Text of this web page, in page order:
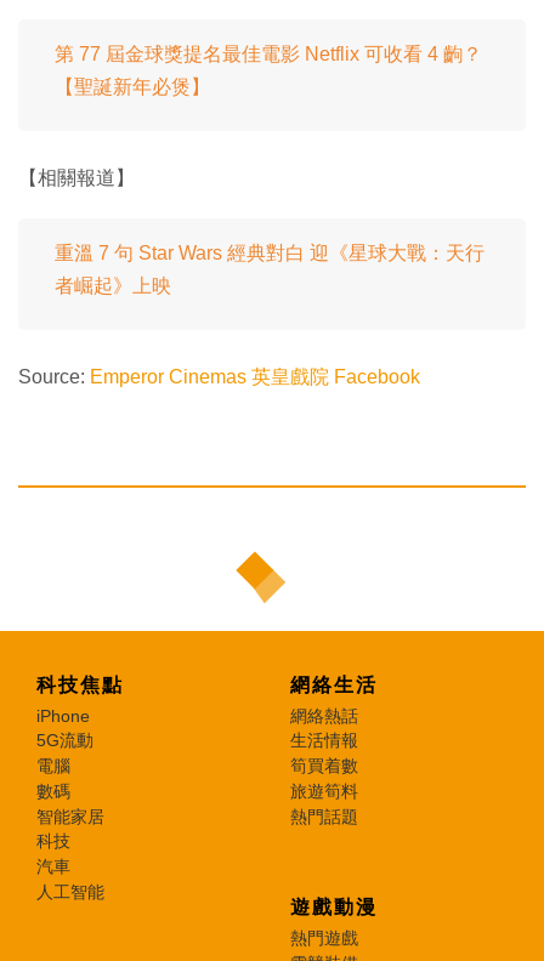
第 77 屆金球獎提名最佳電影 Netflix 可收看 4 齣？
【聖誕新年必煲】
【相關報道】
重溫 7 句 Star Wars 經典對白 迎《星球大戰：天行
者崛起》上映
Source: Emperor Cinemas 英皇戲院 Facebook
科技焦點
iPhone
5G流動
電腦
數碼
智能家居
科技
汽車
人工智能
網絡生活
網絡熱話
生活情報
筍買着數
旅遊筍料
熱門話題
遊戲動漫
熱門遊戲